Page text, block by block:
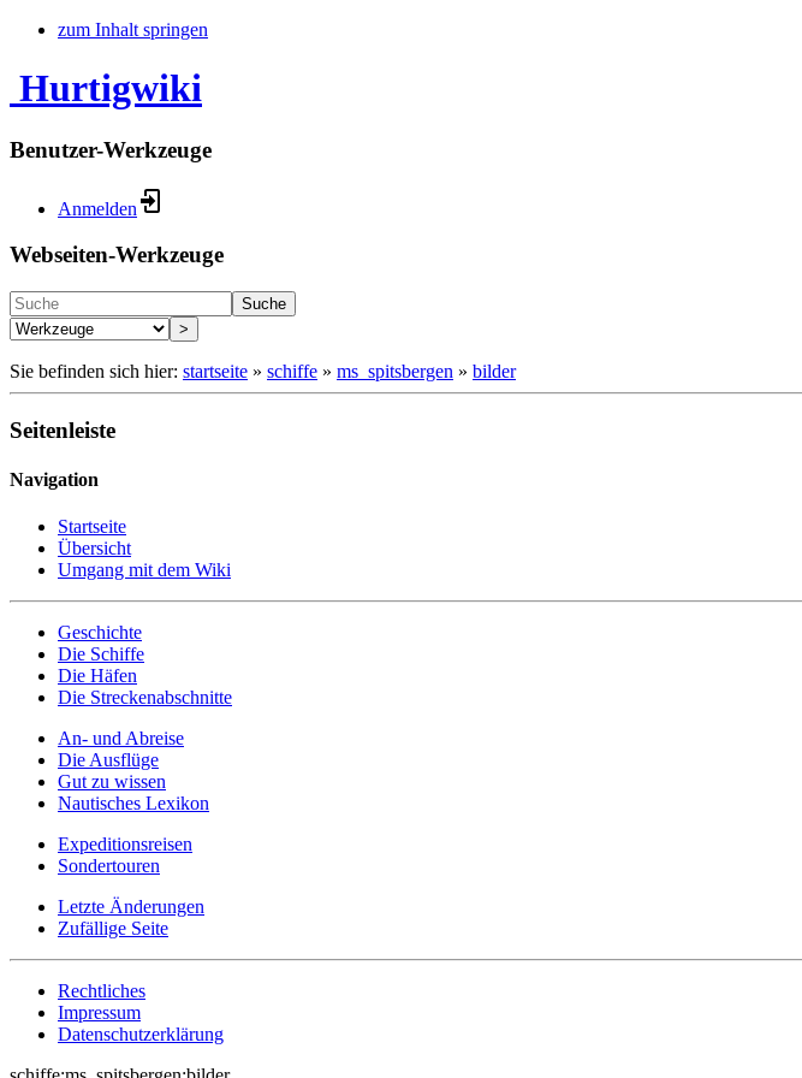
zum Inhalt springen
Hurtigwiki
Benutzer-Werkzeuge
Anmelden
Webseiten-Werkzeuge
Suche
>
Sie befinden sich hier: startseite » schiffe » ms_spitsbergen » bilder
Seitenleiste
Navigation
Startseite
Übersicht
Umgang mit dem Wiki
Geschichte
Die Schiffe
Die Häfen
Die Streckenabschnitte
An- und Abreise
Die Ausflüge
Gut zu wissen
Nautisches Lexikon
Expeditionsreisen
Sondertouren
Letzte Änderungen
Zufällige Seite
Rechtliches
Impressum
Datenschutzerklärung